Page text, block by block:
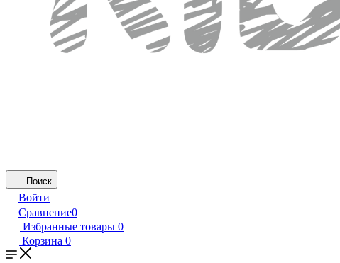
Поиск
Войти
Сравнение0
Избранные товары 0
Корзина 0